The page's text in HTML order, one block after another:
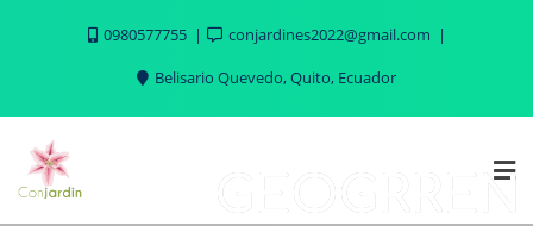
0980577755
conjardines2022@gmail.com
Belisario Quevedo, Quito, Ecuador
GEOGRREN